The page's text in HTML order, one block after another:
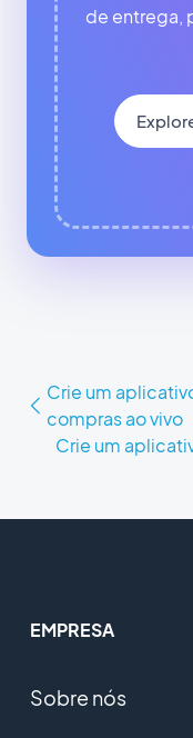
de entrega,
Crie um
compras ao vivo
Crie um
EMPRESA
Sobre nós